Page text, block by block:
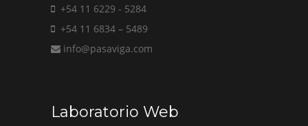
+54 11 6229 - 5284
+54 11 6834 – 5489
info@pasaviga.com
Laboratorio Web